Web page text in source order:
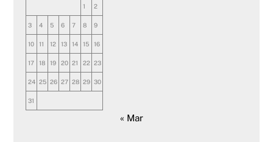
1 2
3 4 5 6 7 8 9
10 11 12 13 14 15 16
17 18 19 20 21 22 23
24 25 26 27 28 29 30
31
« Mar